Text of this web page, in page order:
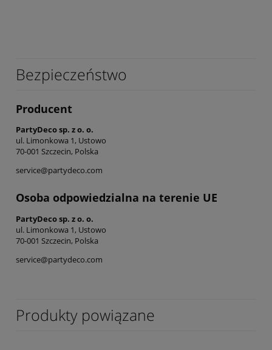
Bezpieczeństwo
Producent
PartyDeco sp. z o. o.
ul. Limonkowa 1, Ustowo
70-001 Szczecin, Polska
service@partydeco.com
Osoba odpowiedzialna na terenie UE
PartyDeco sp. z o. o.
ul. Limonkowa 1, Ustowo
70-001 Szczecin, Polska
service@partydeco.com
Produkty powiązane